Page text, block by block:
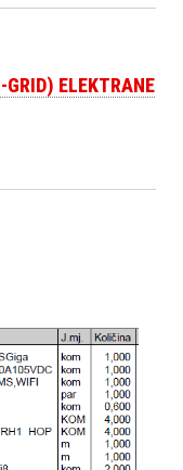
GRID) ELEKTRANE